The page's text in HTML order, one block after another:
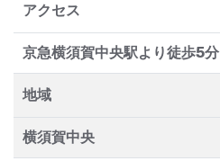
アクセス
京急横須賀中央駅より徒歩5分
地域
横須賀中央